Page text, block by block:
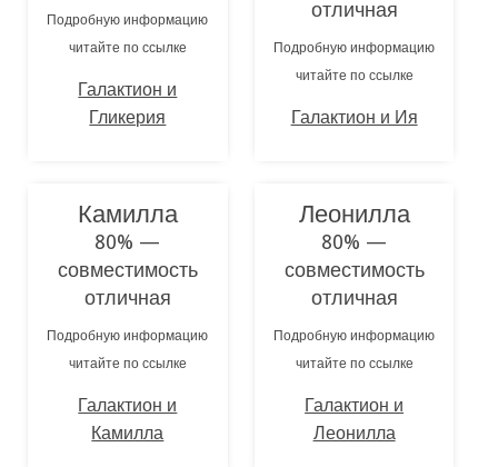
Подробную информацию
читайте по ссылке
Галактион и
Гликерия
отличная
Подробную информацию
читайте по ссылке
Галактион и Ия
Камилла
80% —
совместимость
отличная
Подробную информацию
читайте по ссылке
Галактион и
Камилла
Леонилла
80% —
совместимость
отличная
Подробную информацию
читайте по ссылке
Галактион и
Леонилла